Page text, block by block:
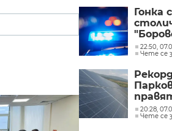
Гонка
мъж, у
22:50,
Чете се
на20:28,
Чете се